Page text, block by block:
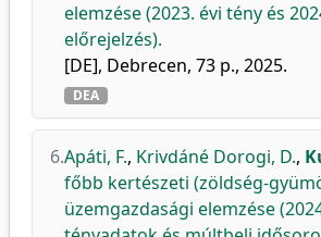
elemzése (2023. évi tény és
előrejelzés).
[DE], Debrecen, 73 p., 2025.
DEA
6.Apáti, F., Krivdáné Dorogi, D.,
főbb kertészeti (zöldség-
üzemgazdasági elemzése